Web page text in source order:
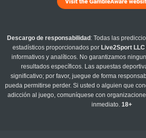
Descargo de responsabilidad : Todas las
estadísticos proporcionados por Live2Sport LLC
informativos y analíticos. No garantizamos
resultados específicos. Las apuestas
significativo; por favor, juegue de forma
pueda permitirse perder. Si usted o alguien que
adicción al juego, comuníquese con
inmediato.18+